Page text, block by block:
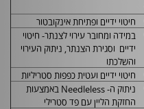
חיטוי ידיים ופתיחת אינקובטור
במידה ומחובר עירוי לצנתר- חיטוי
ידיים וסגירת הצנתר, ניתוק העירוי
והשלכתו
חיטוי ידיים ועטית כפפות סטריליות
ניתוק ה-Needlelessבאמצעות
החזקת הליין עם פד סטרילי